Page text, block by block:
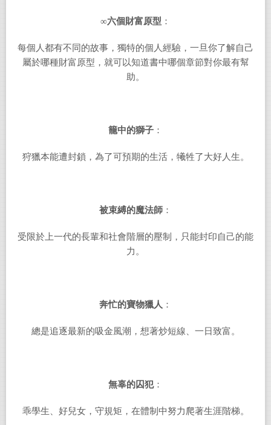
∞六個財富原型 ：
每個人都有不同的故事，獨特的個人經驗，一旦你了解自己
屬於哪種財富原型，就可以知道書中哪個章節對你最有幫
助。
籠中的獅子 ：
狩獵本能遭封鎖，為了可預期的生活，犧牲了大好人生。
被束縛的魔法師 ：
受限於上一代的長輩和社會階層的壓制，只能封印自己的能
力。
奔忙的寶物獵人 ：
總是追逐最新的吸金風潮，想著炒短線、一日致富。
無辜的囚犯：
乖學生、好兒女，守規矩，在體制中努力爬著生涯階梯。